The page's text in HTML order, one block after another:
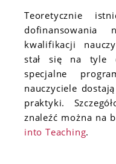
Teoretycznie
dofinansowania
kwalifikacji
stał się na tyle
specjalne
nauczyciele
praktyki.
znaleźć można na
into Teaching.